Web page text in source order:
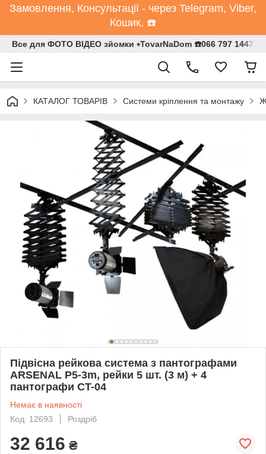
Замовлення, Консультації - через Telegram, Viber,
Кошик, ☎️
Все для ФОТО ВІДЕО зйомки ⭒TovarNaDom ☎️066 797 1447
КАТАЛОГ ТОВАРІВ Системи кріплення та монтажу
Підвісна рейкова система з пантографами
ARSENAL P5-3m, рейки 5 шт. (3 м) + 4
пантографи CT-04
Немає в наявності
Код: 12693
Роздріб
32 616 ₴